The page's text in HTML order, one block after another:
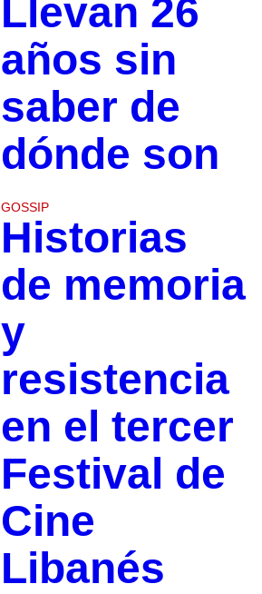
Llevan 26
años sin
saber de
dónde son
GOSSIP
Historias
de memoria
y
resistencia
en el tercer
Festival de
Cine
Libanés